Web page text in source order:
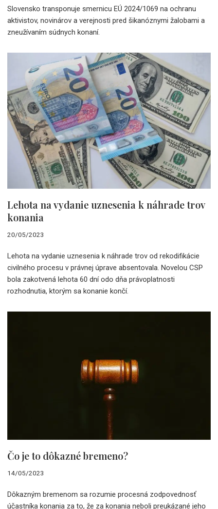
Slovensko transponuje smernicu EÚ 2024/1069 na ochranu
aktivistov, novinárov a verejnosti pred šikanóznymi žalobami a
zneužívaním súdnych konaní.
Lehota na vydanie uznesenia k náhrade trov
konania
20/05/2023
Lehota na vydanie uznesenia k náhrade trov od rekodifikácie
civilného procesu v právnej úprave absentovala. Novelou CSP
bola zakotvená lehota 60 dní odo dňa právoplatnosti
rozhodnutia, ktorým sa konanie končí.
Čo je to dôkazné bremeno?
14/05/2023
Dôkazným bremenom sa rozumie procesná zodpovednosť
účastníka konania za to, že za konania neboli preukázané jeho